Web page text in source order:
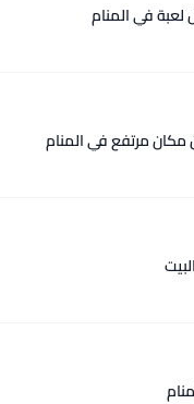
في المنام
مرتفع في المنام